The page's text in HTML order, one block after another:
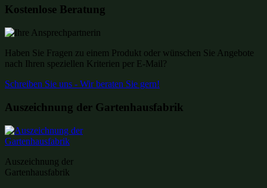
Kostenlose Beratung
Haben Sie Fragen zu einem Produkt oder wünschen Sie Angebote
nach Ihren speziellen Kriterien per E-Mail?
Schreiben Sie uns - Wir beraten Sie gern!
Auszeichnung der Gartenhausfabrik
Auszeichnung der
Gartenhausfabrik